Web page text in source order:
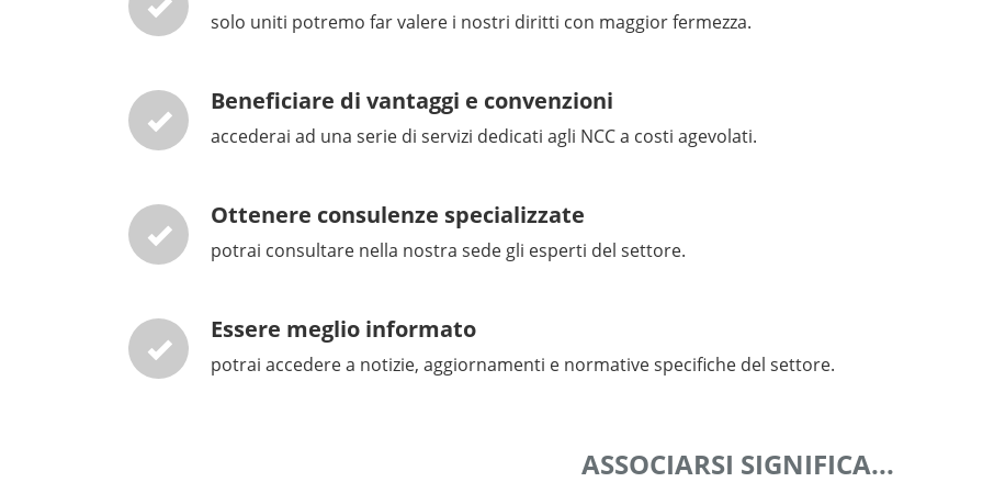
solo uniti potremo far valere i nostri diritti con maggior fermezza.
Beneficiare di vantaggi e convenzioni
accederai ad una serie di servizi dedicati agli NCC a costi agevolati.
Ottenere consulenze specializzate
potrai consultare nella nostra sede gli esperti del settore.
Essere meglio informato
potrai accedere a notizie, aggiornamenti e normative specifiche del settore.
ASSOCIARSI SIGNIFICA...